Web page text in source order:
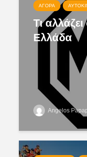
ΑΓΟΡΆ
Τι
Ελλάδα
Angelos